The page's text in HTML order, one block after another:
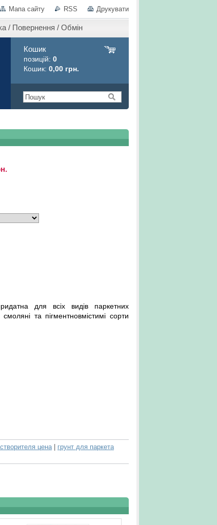
Мапа сайту RSS Друкувати
/ Повернення / Обмін
Кошик
позицій: 0
Кошик: 0,00 грн.
для всіх видів паркетних
та пігментновмістимі сорти
цена
грунт для паркета